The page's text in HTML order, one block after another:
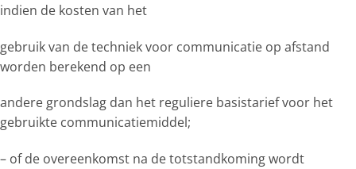
indien de kosten van het
gebruik van de techniek voor communicatie op afstand
worden berekend op een
andere grondslag dan het reguliere basistarief voor het
gebruikte communicatiemiddel;
– of de overeenkomst na de totstandkoming wordt